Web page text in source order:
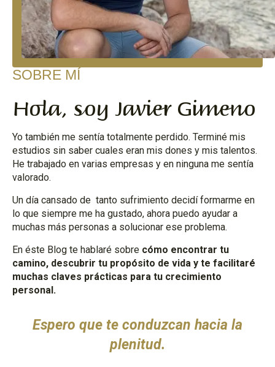
SOBRE MÍ
Hola, soy Javier Gimeno
Yo también me sentía totalmente perdido. Terminé mis
estudios sin saber cuales eran mis dones y mis talentos.
He trabajado en varias empresas y en ninguna me sentía
valorado.
Un día cansado de tanto sufrimiento decidí formarme en
lo que siempre me ha gustado, ahora puedo ayudar a
muchas más personas a solucionar ese problema.
En éste Blog te hablaré sobre cómo encontrar tu
camino, descubrir tu propósito de vida y te facilitaré
muchas claves prácticas para tu crecimiento
personal.
Espero que te conduzcan hacia la
plenitud.